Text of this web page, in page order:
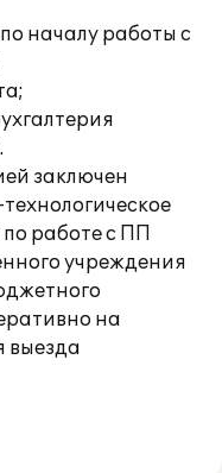
началу работы с
заключен
работе с ПП
учреждения
на
выезда